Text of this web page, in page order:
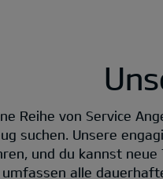
Reihe von Service
suchen. Unsere
und du kannst
alle